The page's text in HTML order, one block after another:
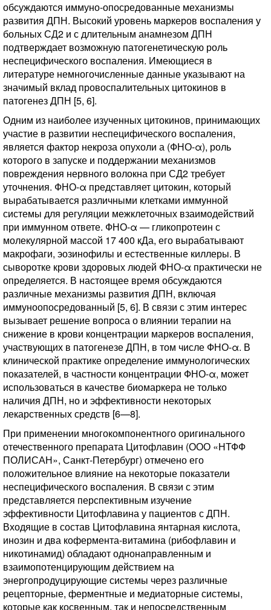
обсуждаются иммуно-опосредованные механизмы
развития ДПН. Высокий уровень маркеров воспаления у
больных СД2 и с длительным анамнезом ДПН
подтверждает возможную патогенетическую роль
неспецифического воспаления. Имеющиеся в
литературе немногочисленные данные указывают на
значимый вклад провоспалительных цитокинов в
патогенез ДПН [5, 6].
Одним из наиболее изученных цитокинов, принимающих
участие в развитии неспецифического воспаления,
является фактор некроза опухоли а (ФНО-α), роль
которого в запуске и поддержании механизмов
повреждения нервного волокна при СД2 требует
уточнения. ФНО-α представляет цитокин, который
вырабатывается различными клетками иммунной
системы для регуляции межклеточных взаимодействий
при иммунном ответе. ФНО-α — гликопротеин с
молекулярной массой 17 400 кДа, его вырабатывают
макрофаги, эозинофилы и естественные киллеры. В
сыворотке крови здоровых людей ФНО-α практически не
определяется. В настоящее время обсуждаются
различные механизмы развития ДПН, включая
иммуноопосредованный [5, 6]. В связи с этим интерес
вызывает решение вопроса о влиянии терапии на
снижение в крови концентрации маркеров воспаления,
участвующих в патогенезе ДПН, в том числе ФНО-α. В
клинической практике определение иммунологических
показателей, в частности концентрации ФНО-α, может
использоваться в качестве биомаркера не только
наличия ДПН, но и эффективности некоторых
лекарственных средств [6—8].
При применении многокомпонентного оригинального
отечественного препарата Цитофлавин (ООО «НТФФ
ПОЛИСАН», Санкт-Петербург) отмечено его
положительное влияние на некоторые показатели
неспецифического воспаления. В связи с этим
представляется перспективным изучение
эффективности Цитофлавина у пациентов с ДПН.
Входящие в состав Цитофлавина янтарная кислота,
инозин и два кофермента-витамина (рибофлавин и
никотинамид) обладают однонаправленным и
взаимопотенцирующим действием на
энергопродуцирующие системы через различные
рецепторные, ферментные и медиаторные системы,
которые как косвенным, так и непосредственным